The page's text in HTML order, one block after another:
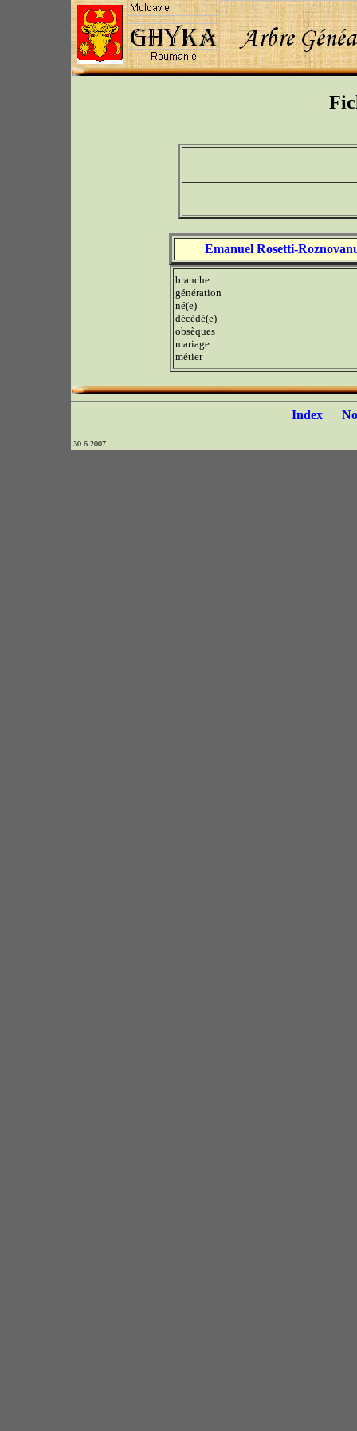
Emanuel Rosetti-
branche
génération
né(e)
décédé(e)
obsèques
mariage
métier
Index
30 6 2007